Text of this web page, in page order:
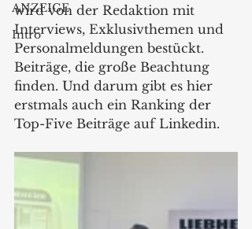
ANZEIGE
Intro
wird von der Redaktion mit
Interviews, Exklusivthemen und
Personalmeldungen bestückt.
Beiträge, die große Beachtung
finden. Und darum gibt es hier
erstmals auch ein Ranking der
Top-Five Beiträge auf Linkedin.